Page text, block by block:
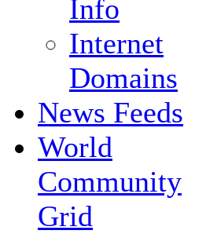
Info
Internet
Domains
News Feeds
World
Community
Grid